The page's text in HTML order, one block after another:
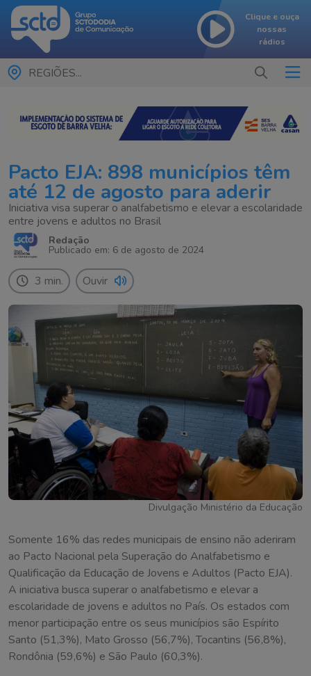
Clique e ouça
nossas
rádios
REGIÕES...
Pacto EJA: 898 municípios têm
até 12 de agosto para aderir
Iniciativa visa superar o analfabetismo e elevar a escolaridade
entre jovens e adultos no Brasil
Redação
Publicado em: 6 de agosto de 2024
3 min. Ouvir
Divulgação Ministério da Educação
Somente 16% das redes municipais de ensino não aderiram
ao Pacto Nacional pela Superação do Analfabetismo e
Qualificação da Educação de Jovens e Adultos (Pacto EJA).
A iniciativa busca superar o analfabetismo e elevar a
escolaridade de jovens e adultos no País. Os estados com
menor participação entre os seus municípios são Espírito
Santo (51,3%), Mato Grosso (56,7%), Tocantins (56,8%),
Rondônia (59,6%) e São Paulo (60,3%).